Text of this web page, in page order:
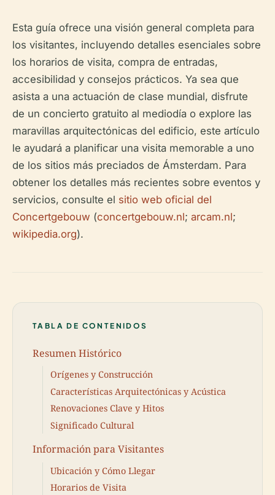
Esta guía ofrece una visión general completa para
los visitantes, incluyendo detalles esenciales sobre
los horarios de visita, compra de entradas,
accesibilidad y consejos prácticos. Ya sea que
asista a una actuación de clase mundial, disfrute
de un concierto gratuito al mediodía o explore las
maravillas arquitectónicas del edificio, este artículo
le ayudará a planificar una visita memorable a uno
de los sitios más preciados de Ámsterdam. Para
obtener los detalles más recientes sobre eventos y
servicios, consulte el sitio web oficial del
Concertgebouw (concertgebouw.nl; arcam.nl;
wikipedia.org).
TABLA DE CONTENIDOS
Resumen Histórico
Orígenes y Construcción
Características Arquitectónicas y Acústica
Renovaciones Clave y Hitos
Significado Cultural
Información para Visitantes
Ubicación y Cómo Llegar
Horarios de Visita